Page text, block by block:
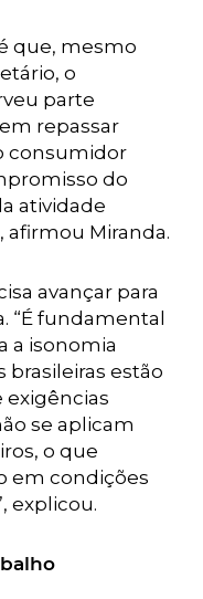
que, mesmo
o
parte
repassar
consumidor
do
atividade
afirmou Miranda.
avançar para
“É fundamental
a isonomia
brasileiras estão
exigências
se aplicam
o que
em condições
explicou.